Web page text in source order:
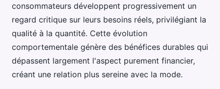
consommateurs développent progressivement un
regard critique sur leurs besoins réels, privilégiant la
qualité à la quantité. Cette évolution
comportementale génère des bénéfices durables qui
dépassent largement l'aspect purement financier,
créant une relation plus sereine avec la mode.